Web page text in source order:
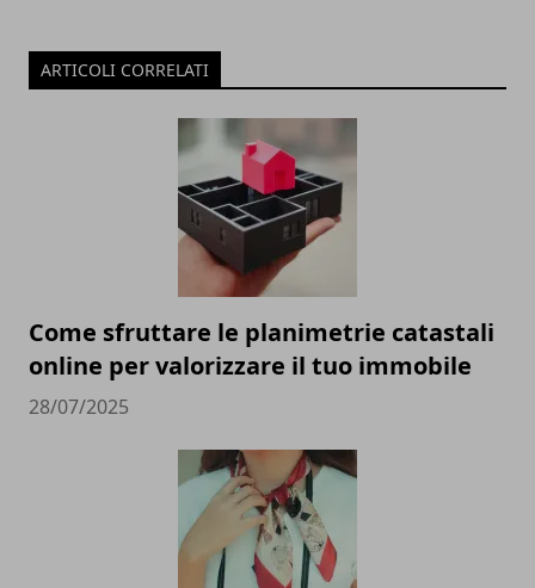
ARTICOLI CORRELATI
Come sfruttare le planimetrie catastali
online per valorizzare il tuo immobile
28/07/2025